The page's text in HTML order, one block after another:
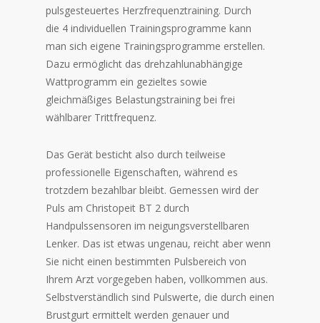
pulsgesteuertes Herzfrequenztraining. Durch
die 4 individuellen Trainingsprogramme kann
man sich eigene Trainingsprogramme erstellen.
Dazu ermöglicht das drehzahlunabhängige
Wattprogramm ein gezieltes sowie
gleichmäßiges Belastungstraining bei frei
wählbarer Trittfrequenz.
Das Gerät besticht also durch teilweise
professionelle Eigenschaften, während es
trotzdem bezahlbar bleibt. Gemessen wird der
Puls am Christopeit BT 2 durch
Handpulssensoren im neigungsverstellbaren
Lenker. Das ist etwas ungenau, reicht aber wenn
Sie nicht einen bestimmten Pulsbereich von
Ihrem Arzt vorgegeben haben, vollkommen aus.
Selbstverständlich sind Pulswerte, die durch einen
Brustgurt ermittelt werden genauer und